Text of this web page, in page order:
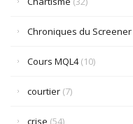
Chroniques du Screener
Cours MQL4(10)
courtier (7)
crise (54)